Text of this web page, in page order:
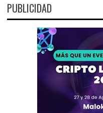
PUBLICIDAD